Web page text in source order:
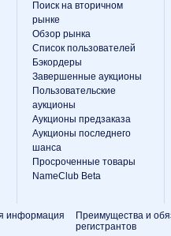
Поиск на вторичном
рынке
Обзор рынка
Список пользователей
Бэкордеры
Завершенные аукционы
Пользовательские
аукционы
Аукционы предзаказа
Аукционы последнего
шанса
Просроченные товары
NameClub Beta
информация
Преимущества и
регистрантов